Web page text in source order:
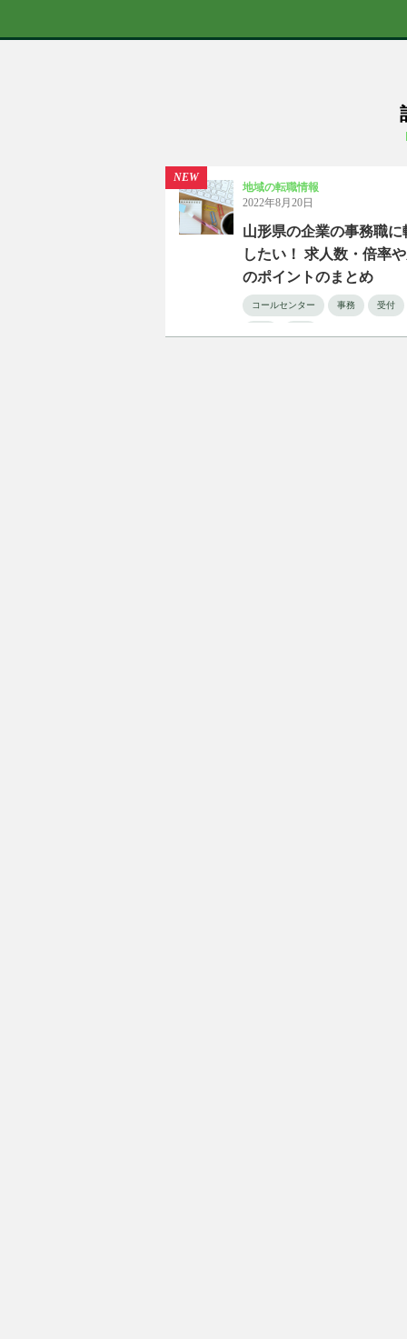
NEW
地域の転職情報
2022年8月20日
山形県の企業の事務職に
したい！ 求人数・倍率
のポイントのまとめ
コールセンター 事務 受付